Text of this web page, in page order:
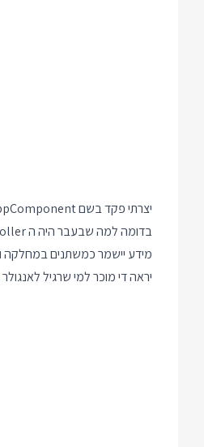
בדומה למה שבעבר היה ה Controller.
יראה די מוכר למי שרגיל לאנגולר 1: